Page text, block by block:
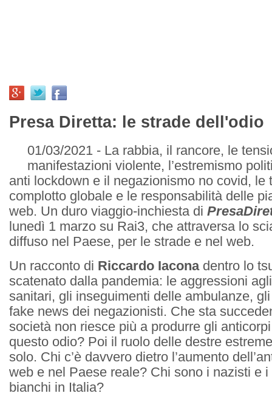
Presa Diretta: le strade dell'odio
01/03/2021 - La rabbia, il rancore, le
manifestazioni violente, l’estremismo
anti lockdown e il negazionismo no covid, le
complotto globale e le responsabilità delle
web. Un duro viaggio-inchiesta di
lunedì 1 marzo su Rai3, che attraversa lo
diffuso nel Paese, per le strade e nel web.
Un racconto di Riccardo Iaconadentro lo
scatenato dalla pandemia: le aggressioni
sanitari, gli inseguimenti delle ambulanze,
fake news dei negazionisti. Che sta
società non riesce più a produrre gli
questo odio? Poi il ruolo delle destre
solo. Chi c’è davvero dietro l’aumento
web e nel Paese reale? Chi sono i nazisti e
bianchi in Italia?